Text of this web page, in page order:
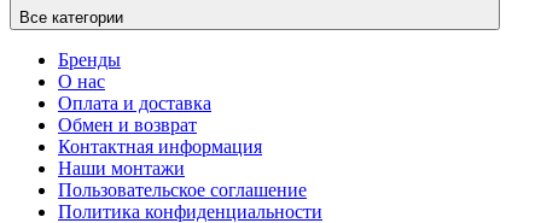
Все категории
Бренды
О нас
Оплата и доставка
Обмен и возврат
Контактная информация
Наши монтажи
Пользовательское соглашение
Политика конфиденциальности